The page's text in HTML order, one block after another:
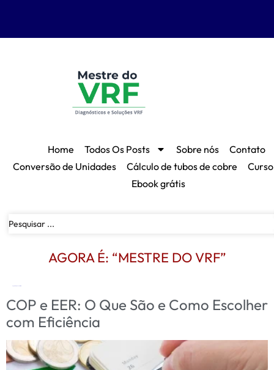
Home Todos Os Posts Sobre nós
Contato
Conversão de Unidades
Cálculo de tubos de cobre
Ebook grátis
AGORA É: “MESTRE DO VRF”
COP e EER: O Que São e Como Escolher
com Eficiência